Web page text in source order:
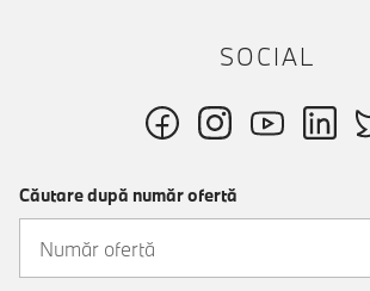
SOCIAL
Căutare după număr ofertă